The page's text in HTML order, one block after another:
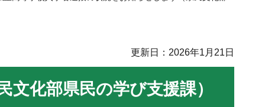
更新日：2026年1月21日
化部県民の学び支援課）